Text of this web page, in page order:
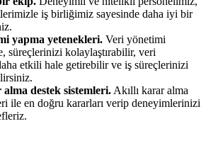
iş birliğimiz sayesinde daha iyi bir
yapma yetenekleri. Veri yönetimi
süreçlerinizi kolaylaştırabilir, veri
etkili hale getirebilir ve iş süreçlerinizi
alma destek sistemleri. Akıllı karar alma
ile en doğru kararları verip deneyimlerinizi